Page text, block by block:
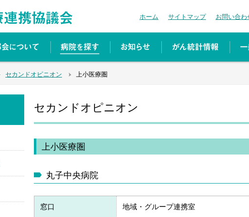
ホーム サイトマップ お問い合わ
セカンドオピニオン 上小医療圏
セカンドオピニオン
上小医療圏
丸子中央病院
窓口 地域・グループ連携室